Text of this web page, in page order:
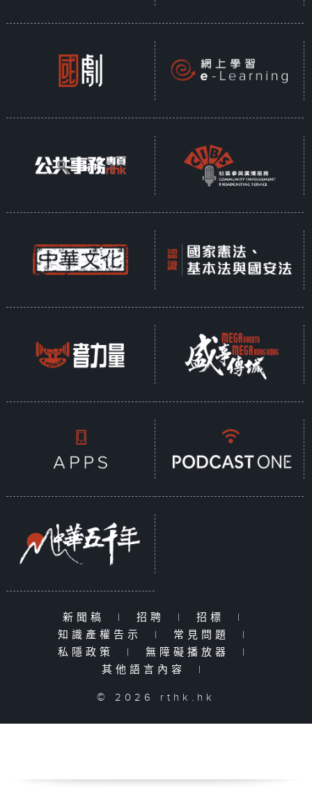
新聞稿 | 招聘 | 招標
|
知識產權告示
| 常見問題
|
私隱政策
| 無障礙播放器
|
其他語言內容
|
© 2026 rthk.hk